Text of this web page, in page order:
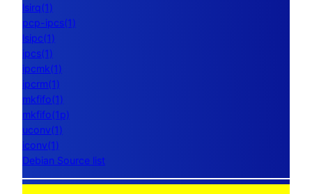
lsirq(1)
pcp-ipcs(1)
lsipc(1)
ipcs(1)
ipcmk(1)
ipcrm(1)
mkfifo(1)
mkfifo(1p)
uconv(1)
iconv(1)
Debian Source list